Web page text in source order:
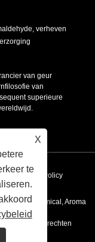
verheven
van geur
van
superieure
Privacy Policy
Aroma Chemical, Aroma
olie Alle rechten
X
te